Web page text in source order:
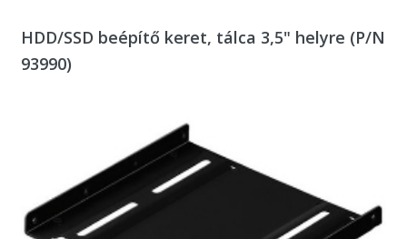
HDD/SSD beépítő keret, tálca 3,5" helyre (P/N
93990)